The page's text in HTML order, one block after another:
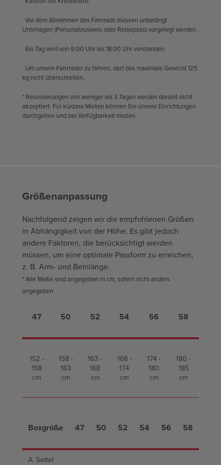
· Vor dem Abnehmen des Fahrrads müssen unbedingt
Unterlagen (Personalausweis oder Reisepass) vorgelegt werden.
· Ein Tag wird von 9:00 Uhr bis 18:00 Uhr verstanden.
· Um unsere Fahrräder zu fahren, darf das maximale Gewicht 125
kg nicht überschreiten.
* Reservierungen von weniger als 3 Tagen werden derzeit nicht
akzeptiert. Für kürzere Mieten können Sie unsere Einrichtungen
durchgehen und bei Verfügbarkeit mieten.
Größenanpassung
Nachfolgend zeigen wir die empfohlenen Größen
in Abhängigkeit von der Höhe. Es gibt jedoch
andere Faktoren, die berücksichtigt werden
müssen, um eine optimale Passform zu erreichen,
z. B. Arm- und Beinlänge.
* Alle Maße sind angegeben in cm, sofern nicht anders
angegeben.
47 50 52 54 56 58
152 -
158
cm
158 -
163
cm
163 -
168
cm
168 -
174
cm
174 -
180
cm
180 -
185
cm
Boxgröße 47 50 52 54 56 58
A. Sattel